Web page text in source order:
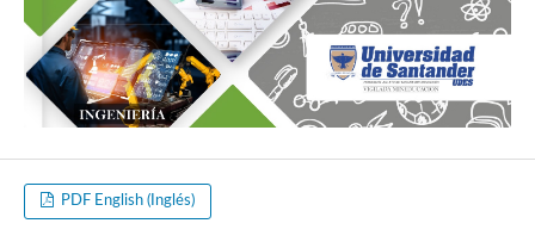
PDF English (Inglés)